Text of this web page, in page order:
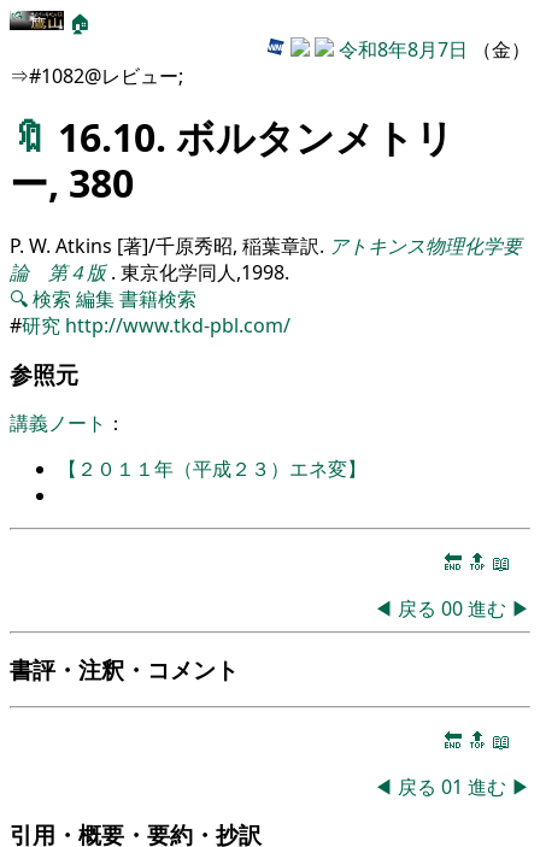
🏠
令和8年8月7日 （金）
⇒#1082@レビュー;
🔖 16.10. ボルタンメトリ
ー, 380
P. W. Atkins [著]/千原秀昭, 稲葉章訳. アトキンス物理化学要
論 第４版 . 東京化学同人,1998.
🔍検索 編集書籍検索
#研究 http://www.tkd-pbl.com/
参照元
講義ノート ：
【２０１１年（平成２３）エネ変】
🔚 🔝 📖
◀ 戻る 00進む ▶
書評・注釈・コメント
🔚 🔝 📖
◀ 戻る 01 進む ▶
引用・概要・要約・抄訳